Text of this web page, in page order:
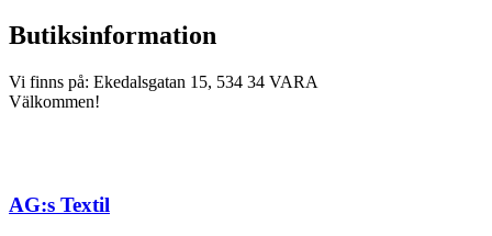
Butiksinformation
Vi finns på: Ekedalsgatan 15, 534 34 VARA
Välkommen!
AG:s Textil